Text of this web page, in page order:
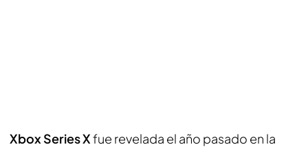
Xbox Series Xfue revelada el año pasado en la